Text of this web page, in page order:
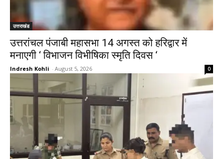
उत्तराखंड
उत्तरांचल पंजाबी महासभा 14 अगस्त को हरिद्वार में
मनाएगी ‘ विभाजन विभीषिका स्मृति दिवस ‘
Indresh Kohli - August 5, 2026 0